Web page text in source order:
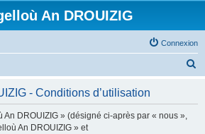
An DROUIZIG
Connexion
- Conditions d’utilisation
An DROUIZIG » (désigné ci-après par « nous »,
An DROUIZIG » et